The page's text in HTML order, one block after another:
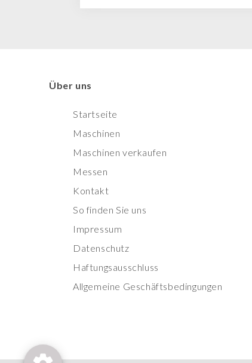
Über uns
Startseite
Maschinen
Maschinen verkaufen
Messen
Kontakt
So finden Sie uns
Impressum
Datenschutz
Haftungsausschluss
Allgemeine Geschäftsbedingungen